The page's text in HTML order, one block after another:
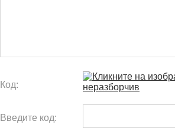
Код:
Введите код: